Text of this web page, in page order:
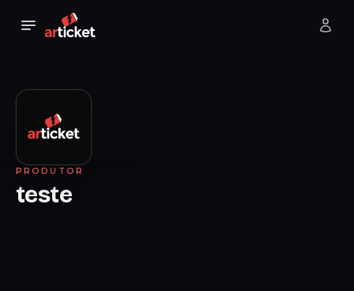
PRODUTOR
teste